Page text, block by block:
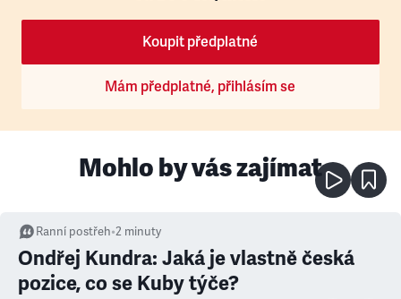
Koupit předplatné
Mám předplatné, přihlásím se
Mohlo by vás zajímat
Ranní postřeh•2 minuty
Ondřej Kundra: Jaká je vlastně česká
pozice, co se Kuby týče?